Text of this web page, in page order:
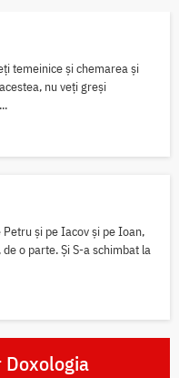
temeinice și chemarea și
nu veți greși
și pe Iacov și pe Ioan,
o parte. Și S-a schimbat la